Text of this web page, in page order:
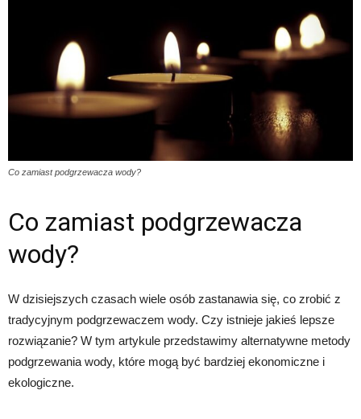
Co zamiast podgrzewacza wody?
Co zamiast podgrzewacza
wody?
W dzisiejszych czasach wiele osób zastanawia się, co zrobić z
tradycyjnym podgrzewaczem wody. Czy istnieje jakieś lepsze
rozwiązanie? W tym artykule przedstawimy alternatywne metody
podgrzewania wody, które mogą być bardziej ekonomiczne i
ekologiczne.